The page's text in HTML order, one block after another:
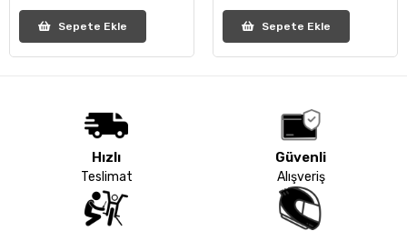
Sepete Ekle Sepete Ekle
Hızlı
Teslimat
Güvenli
Alışveriş